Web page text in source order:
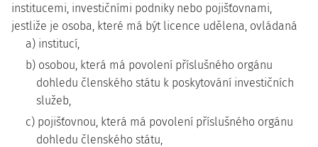
institucemi, investičními podniky nebo pojišťovnami,
jestliže je osoba, které má být licence udělena, ovládaná
a) institucí,
b) osobou, která má povolení příslušného orgánu
dohledu členského státu k poskytování investičních
služeb,
c) pojišťovnou, která má povolení příslušného orgánu
dohledu členského státu,